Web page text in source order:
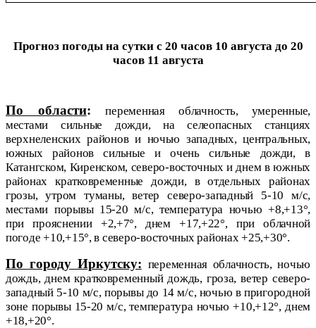
Прогноз погоды на сутки с 20 часов 10 августа до 20
часов 11 августа
По области:переменная облачность, умеренные,
местами сильные дожди, на селеопасных станциях
верхнеленских районов и ночью западных, центральных,
южных районов сильные и очень сильные дожди, в
Катангском, Киренском, северо-восточных и днем в южных
районах кратковременные дожди, в отдельных районах
грозы, утром туманы, ветер северо-западный 5-10 м/с,
местами порывы 15-20 м/с, температура ночью +8,+13°,
при прояснении +2,+7°, днем +17,+22°, при облачной
погоде +10,+15°, в северо-восточных районах +25,+30°.
По городу Иркутску: переменная облачность, ночью
дождь, днем кратковременный дождь, гроза, ветер северо-
западный 5-10 м/с, порывы до 14 м/с, ночью в пригородной
зоне порывы 15-20 м/с, температура ночью +10,+12°, днем
+18,+20°.